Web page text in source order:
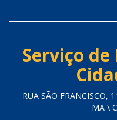
Serviço
RUA SÃO FRANCISCO,
MA \